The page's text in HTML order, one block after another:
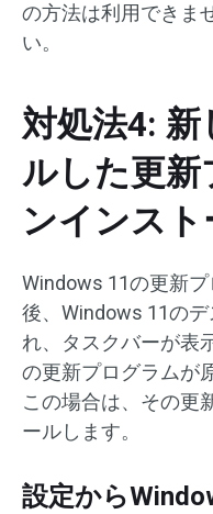
の方法は利用できま
い。
対処法4:
ルした更
ンインスト
Windows 11の更新
後、Windows 11の
れ、タスクバーが表
の更新プログラムが
この場合は、その更
ールします。
設定から